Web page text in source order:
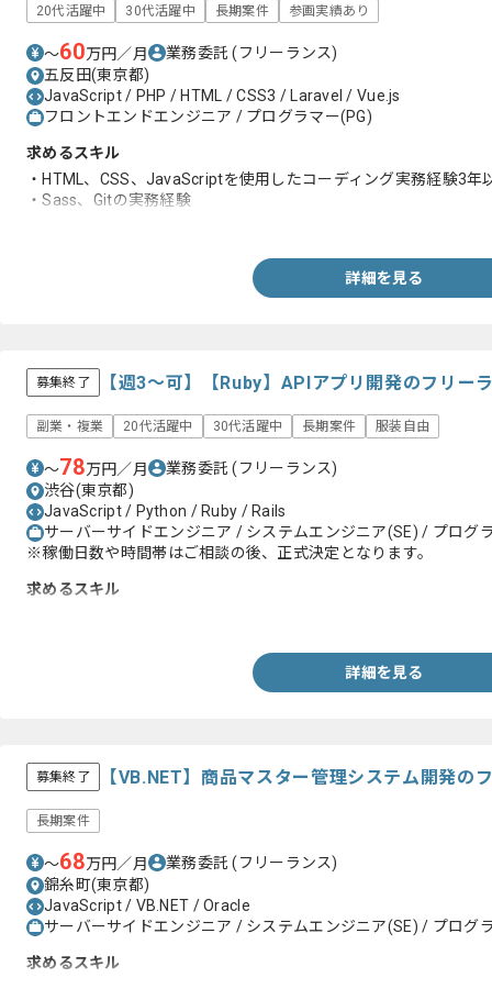
20代活躍中 30代活躍中 長期案件 参画実績あり
〜60万円／月 業務委託(フリーランス)
五反田(東京都)
JavaScript / PHP / HTML / CSS3 / Laravel / Vue.js
フロントエンドエンジニア / プログラマー(PG)
求めるスキル
・HTML、CSS、JavaScriptを使用したコーディング実務経験3年
・Sass、Gitの実務経験
詳細を見る
募集終了 【週3～可】【Ruby】APIアプリ開発のフリー
副業・複業 20代活躍中 30代活躍中 長期案件 服装自由
〜78万円／月 業務委託(フリーランス)
渋谷(東京都)
JavaScript / Python / Ruby / Rails
サーバーサイドエンジニア / システムエンジニア(SE) / プログ
※稼働日数や時間帯はご相談の後、正式決定となります。
求めるスキル
詳細を見る
募集終了 【VB.NET】商品マスター管理システム開発の
長期案件
〜68万円／月 業務委託(フリーランス)
錦糸町(東京都)
JavaScript / VB.NET / Oracle
サーバーサイドエンジニア / システムエンジニア(SE) / プログ
求めるスキル